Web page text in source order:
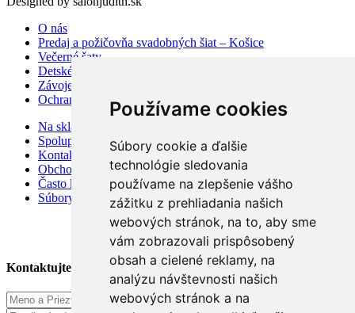
Používame cookies
Súbory cookie a ďalšie
technológie sledovania
používame na zlepšenie vášho
zážitku z prehliadania našich
webových stránok, na to, aby sme
vám zobrazovali prispôsobený
obsah a cielené reklamy, na
analýzu návštevnosti našich
webových stránok a na
O nás
Predaj a požičovňa svadobných šiat – Košice
Večerné šaty
Detské šaty
Závoje a doplnky
Ochrana osobných údajov
Na sklade
Spolupráca
Kontakt
Obchodné podmienky
Často kladené otázky
Súbory cookies
Kontaktujte Nás